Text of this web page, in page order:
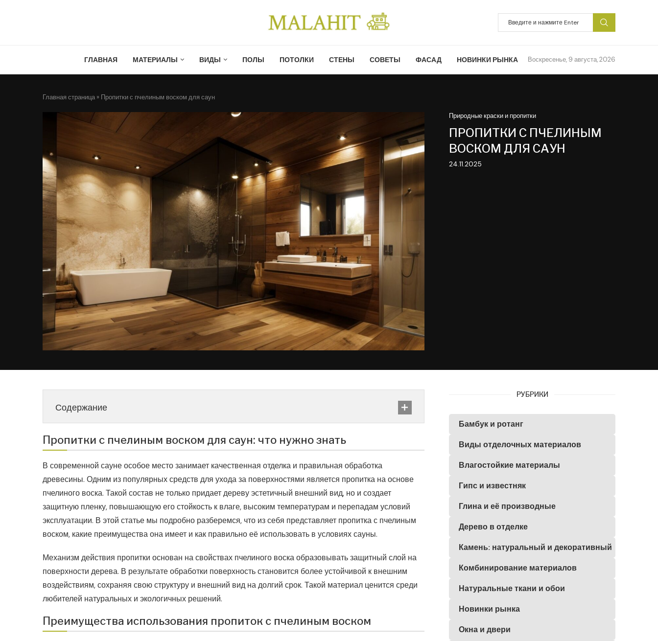
ГЛАВНАЯ МАТЕРИАЛЫ ВИДЫ ПОЛЫ ПОТОЛКИ СТЕНЫ СОВЕТЫ ФАСАД НОВИНКИ РЫНКА Воскресенье, 9 августа, 2026
Главная страница » Пропитки с пчелиным воском для саун
Природные краски и пропитки
ПРОПИТКИ С ПЧЕЛИНЫМ
ВОСКОМ ДЛЯ САУН
24.11.2025
Содержание
Пропитки с пчелиным воском для саун: что нужно знать
В современной сауне особое место занимает качественная отделка и правильная обработка
древесины. Одним из популярных средств для ухода за поверхностями является пропитка на основе
пчелиного воска. Такой состав не только придает дереву эстетичный внешний вид, но и создает
защитную пленку, повышающую его стойкость к влаге, высоким температурам и перепадам условий
эксплуатации. В этой статье мы подробно разберемся, что из себя представляет пропитка с пчелиным
воском, какие преимущества она имеет и как правильно её использовать в условиях сауны.
Механизм действия пропитки основан на свойствах пчелиного воска образовывать защитный слой на
поверхности дерева. В результате обработки поверхность становится более устойчивой к внешним
воздействиям, сохраняя свою структуру и внешний вид на долгий срок. Такой материал ценится среди
любителей натуральных и экологичных решений.
Преимущества использования пропиток с пчелиным воском
РУБРИКИ
Бамбук и ротанг
Виды отделочных материалов
Влагостойкие материалы
Гипс и известняк
Глина и её производные
Дерево в отделке
Камень: натуральный и декоративный
Комбинирование материалов
Натуральные ткани и обои
Новинки рынка
Окна и двери